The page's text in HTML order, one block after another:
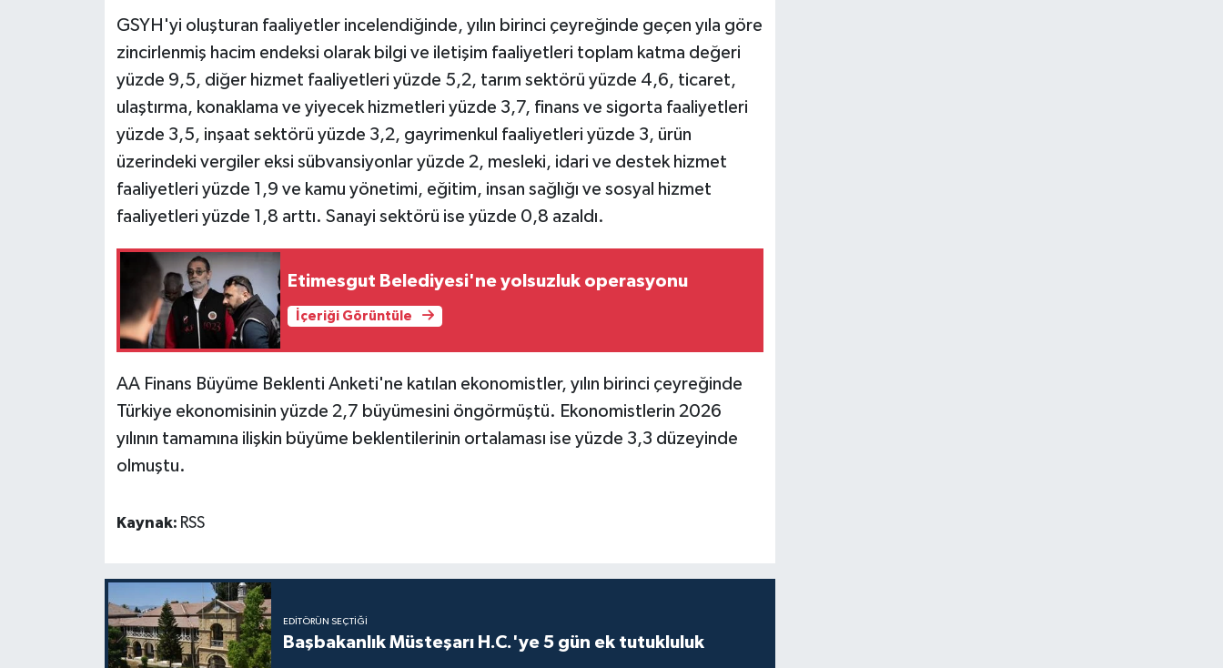
GSYH'yi oluşturan faaliyetler incelendiğinde, yılın birinci çeyreğinde geçen yıla göre
zincirlenmiş hacim endeksi olarak bilgi ve iletişim faaliyetleri toplam katma değeri
yüzde 9,5, diğer hizmet faaliyetleri yüzde 5,2, tarım sektörü yüzde 4,6, ticaret,
ulaştırma, konaklama ve yiyecek hizmetleri yüzde 3,7, finans ve sigorta faaliyetleri
yüzde 3,5, inşaat sektörü yüzde 3,2, gayrimenkul faaliyetleri yüzde 3, ürün
üzerindeki vergiler eksi sübvansiyonlar yüzde 2, mesleki, idari ve destek hizmet
faaliyetleri yüzde 1,9 ve kamu yönetimi, eğitim, insan sağlığı ve sosyal hizmet
faaliyetleri yüzde 1,8 arttı. Sanayi sektörü ise yüzde 0,8 azaldı.
Etimesgut Belediyesi'ne yolsuzluk operasyonu
İçeriği Görüntüle
AA Finans Büyüme Beklenti Anketi'ne katılan ekonomistler, yılın birinci çeyreğinde
Türkiye ekonomisinin yüzde 2,7 büyümesini öngörmüştü. Ekonomistlerin 2026
yılının tamamına ilişkin büyüme beklentilerinin ortalaması ise yüzde 3,3 düzeyinde
olmuştu.
Kaynak: RSS
EDITÖRÜN SEÇTIĞI
Başbakanlık Müsteşarı H.C.'ye 5 gün ek tutukluluk
TEKNOLOJİ